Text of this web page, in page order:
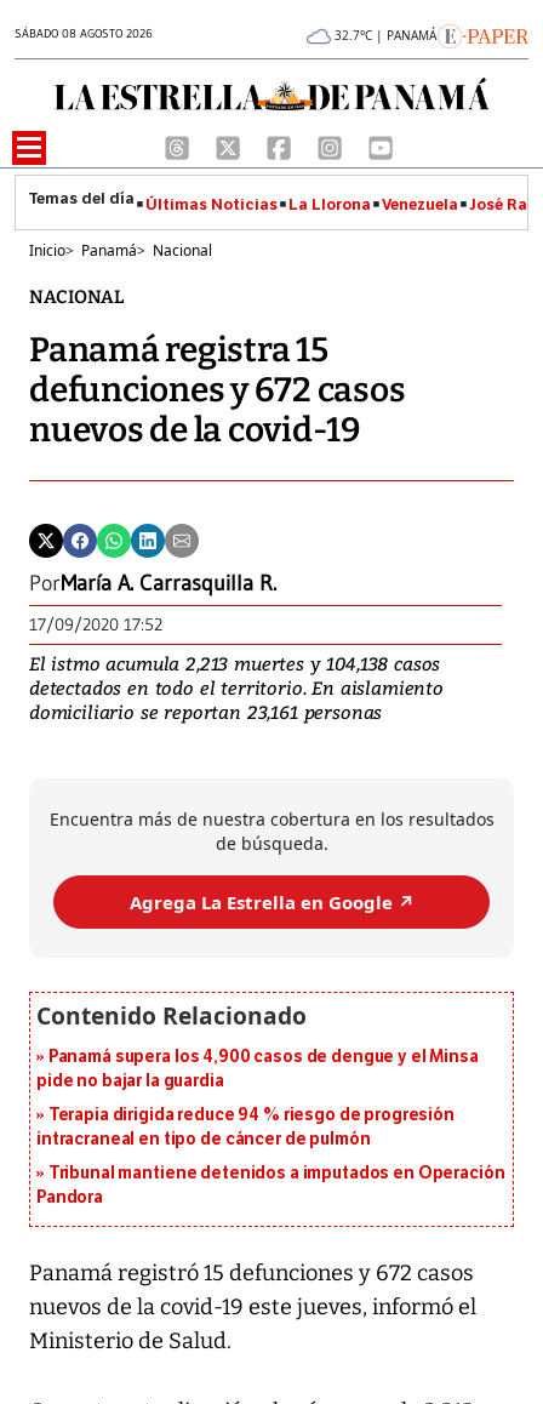
SÁBADO 08 AGOSTO 2026 32.7°C | PANAMÁ
Últimas Noticias La Llorona Venezuela José
Inicio> Panamá> Nacional
NACIONAL
Panamá registra 15
defunciones y 672 casos
nuevos de la covid-19
PorMaría A. Carrasquilla R.
17/09/2020 17:52
El istmo acumula 2,213 muertes y 104,138 casos
detectados en todo el territorio. En aislamiento
domiciliario se reportan 23,161 personas
Encuentra más de nuestra cobertura en los resultados
de búsqueda.
Agrega La Estrella en Google ↗️
Panamá supera los 4,900 casos de dengue y el Minsa
pide no bajar la guardia
Terapia dirigida reduce 94 % riesgo de progresión
intracraneal en tipo de cáncer de pulmón
Tribunal mantiene detenidos a imputados en Operación
Pandora
Panamá registró 15 defunciones y 672 casos
nuevos de la covid-19 este jueves, informó el
Ministerio de Salud.